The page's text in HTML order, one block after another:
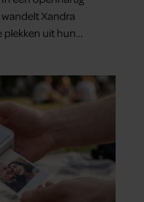
Xandra
plekken uit hun
hun leven
geboren.